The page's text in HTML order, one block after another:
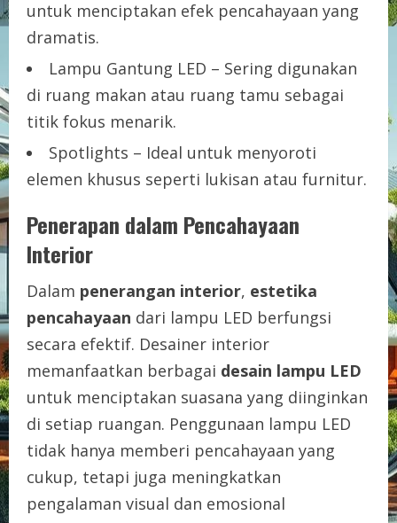
untuk menciptakan efek pencahayaan yang
dramatis.
Lampu Gantung LED – Sering digunakan
di ruang makan atau ruang tamu sebagai
titik fokus menarik.
Spotlights – Ideal untuk menyoroti
elemen khusus seperti lukisan atau furnitur.
Penerapan dalam Pencahayaan
Interior
Dalam penerangan interior, estetika
pencahayaan dari lampu LED berfungsi
secara efektif. Desainer interior
memanfaatkan berbagai desain lampu LED
untuk menciptakan suasana yang diinginkan
di setiap ruangan. Penggunaan lampu LED
tidak hanya memberi pencahayaan yang
cukup, tetapi juga meningkatkan
pengalaman visual dan emosional